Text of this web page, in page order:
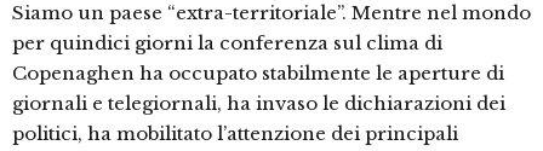
Siamo un paese “extra-territoriale”. Mentre nel mondo
per quindici giorni la conferenza sul clima di
Copenaghen ha occupato stabilmente le aperture di
giornali e telegiornali, ha invaso le dichiarazioni dei
politici, ha mobilitato l’attenzione dei principali